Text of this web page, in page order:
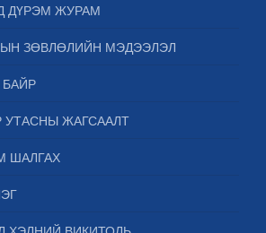
ДҮРЭМ ЖУРАМ
ЗӨВЛӨЛИЙН МЭДЭЭЛЭЛ
УТАСНЫ ЖАГСААЛТ
ШАЛГАХ